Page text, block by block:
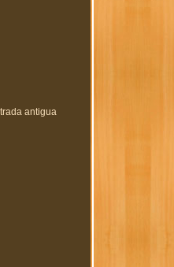
antigua